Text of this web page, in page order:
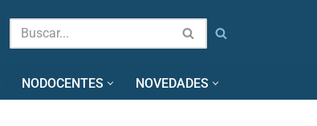
NODOCENTES NOVEDADES